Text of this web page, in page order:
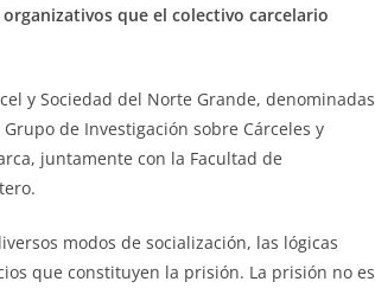
que el colectivo carcelario
y Sociedad del Norte Grande, denominadas
de Investigación sobre Cárceles y
juntamente con la Facultad de
modos de socialización, las lógicas
que constituyen la prisión. La prisión no es